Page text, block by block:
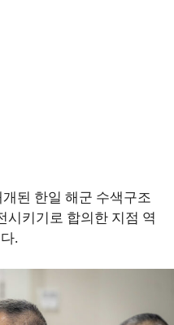
된 한일 해군 수색구조
시키기로 합의한 지점 역
.